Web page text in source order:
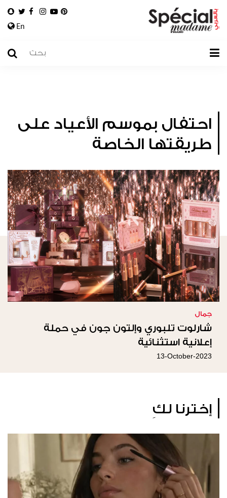
En
احتفال بموسم الأعياد على
طريقتها الخاصة
جمال
شارلوت تلبوري وإلتون جون في حملة
إعلانية استثنائية
13-October-2023
إخترنا لكِ